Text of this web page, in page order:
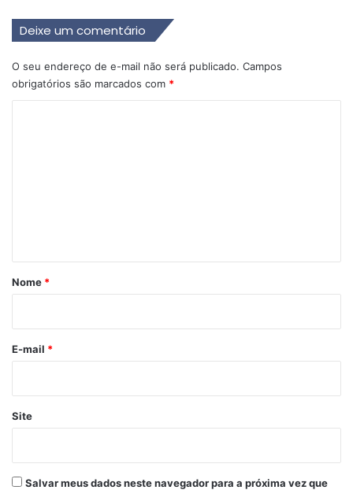
Deixe um comentário
O seu endereço de e-mail não será publicado. Campos
obrigatórios são marcados com *
r
*
Nome *
E-mail *
Site
Salvar meus dados neste navegador para a próxima vez que